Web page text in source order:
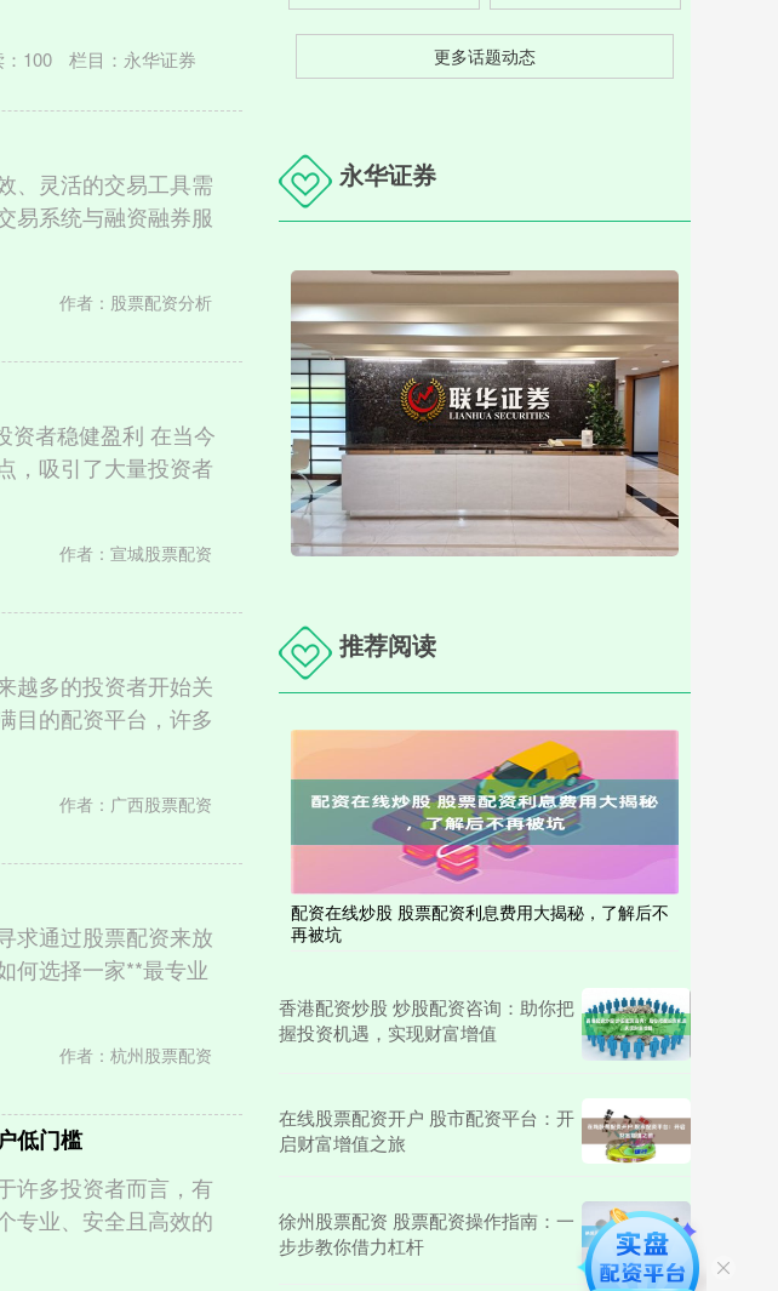
100 栏目： 永华证券
、灵活的交易工具需
易系统与融资融券服
作者：股票配资分析
资者稳健盈利 在当今
，吸引了大量投资者
作者：宣城股票配资
越多的投资者开始关
目的配资平台，许多
作者：广西股票配资
求通过股票配资来放
何选择一家**最专业
作者：杭州股票配资
低门槛
许多投资者而言，有
专业、安全且高效的
更多话题动态
永华证券
推荐阅读
配资在线炒股 股票配资利息费用大揭秘，了解后不
再被坑
香港配资炒股 炒股配资咨询：助你把
握投资机遇，实现财富增值
在线股票配资开户 股市配资平台：开
启财富增值之旅
徐州股票配资 股票配资操作指南：一
步步教你借力杠杆